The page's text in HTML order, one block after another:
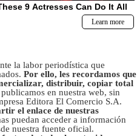
la labor periodística que
Por ello, les recordamos que
distribuir, copiar total
en nuestra web, sin
Editora El Comercio S.A.
el enlace de nuestras
puedan acceder a información
nuestra fuente oficial.